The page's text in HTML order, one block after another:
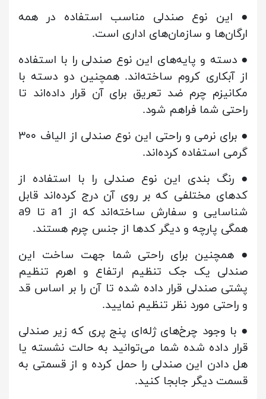
● این نوع صندلی مناسب استفاده در همه
ارگان‌ها و سازمان‌های اداری است.
● دسته و پایه‌های این نوع صندلی را با استفاده
از آبکاری کروم ساخته‌اند. همچنین دو دسته با
مکانیزم چرم ضد تعریق برای آن قرار داده‌اند تا
راحتی شما فراهم شود.
● برای نرمی و راحتی این نوع صندلی از الیاف ۳۰۰
گرمی استفاده کرده‌اند.
● رنگ بندی این نوع صندلی را با استفاده از
کدهای مختلفی که بر روی آن درج کرده‌اند قابل
شناسایی و سفارش ساخته‌اند که از a1 تا a9
همگی پارچه و دیگر کدها از جنس چرم هستند.
● همچنین برای راحتی شما جهت ساخت این
صندلی یک جک تنظیم ارتفاع و اهرم تنظیم
پشتی صندلی قرار داده شده تا آن را بر اساس قد
و راحتی مورد نظر تنظیم نمایید.
● با وجود چرخ‌های ژله‌ای پنج پری که زیر صندلی
قرار داده شده شما می‌توانید به حالت نشسته یا
هل دادن این صندلی را حمل کرده و از قسمتی به
قسمت دیگر جابجا کنید.